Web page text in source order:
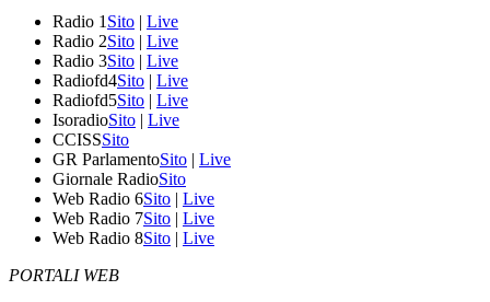
Radio 1 Sito | Live
Radio 2Sito | Live
Radio 3Sito | Live
Radiofd4Sito | Live
Radiofd5Sito | Live
IsoradioSito | Live
CCISSSito
GR ParlamentoSito | Live
Giornale RadioSito
Web Radio 6Sito | Live
Web Radio 7Sito | Live
Web Radio 8Sito | Live
PORTALI WEB